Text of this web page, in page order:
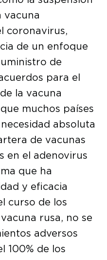
vacuna
coronavirus,
de un enfoque
de
para el
la vacuna
muchos países
absoluta
de vacunas
​​en el adenovirus
que ha
y eficacia
curso de los
rusa, no se
adversos
100% de los